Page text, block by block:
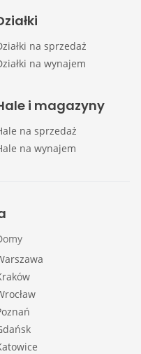
na sprzedaż
na wynajem
i magazyny
na sprzedaż
na wynajem